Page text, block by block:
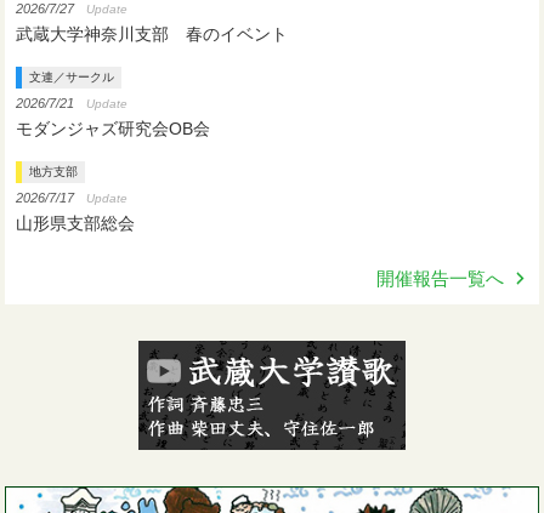
2026/7/27 Update
武蔵大学神奈川支部 春のイベント
文連／サークル
2026/7/21 Update
モダンジャズ研究会OB会
地方支部
2026/7/17 Update
山形県支部総会
開催報告一覧へ